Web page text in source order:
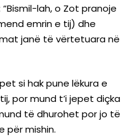
lah, o Zot pranoje
emrin e tij) dhe
janë të vërtetuara në
si hak pune lëkura e
por mund t’i jepet diçka
të dhurohet por jo të
për mishin.